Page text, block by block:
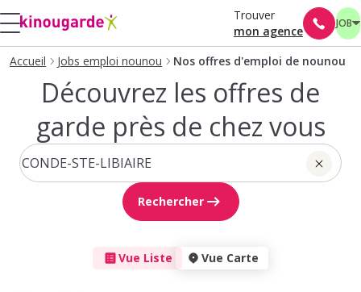
Trouver
mon agence
JOB
Accueil Jobs emploi nounou Nos offres d'emploi de nounou
Découvrez les offres de
garde près de chez vous
Rechercher
Vue Liste Vue Carte